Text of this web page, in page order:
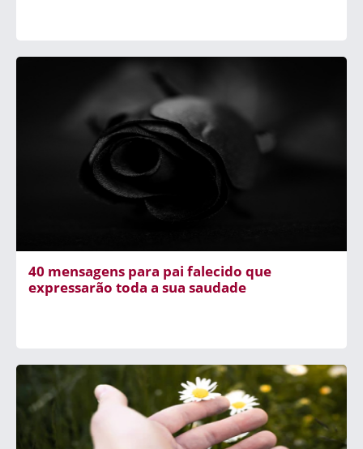
40 mensagens para pai falecido que
expressarão toda a sua saudade